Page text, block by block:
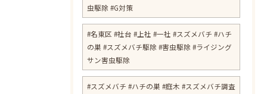
虫駆除 #G対策
#名東区 #社台 #上社 #一社 #スズメバチ #ハチ
の巣 #スズメバチ駆除 #害虫駆除 #ライジング
サン害虫駆除
#スズメバチ #ハチの巣 #庭木 #スズメバチ調査